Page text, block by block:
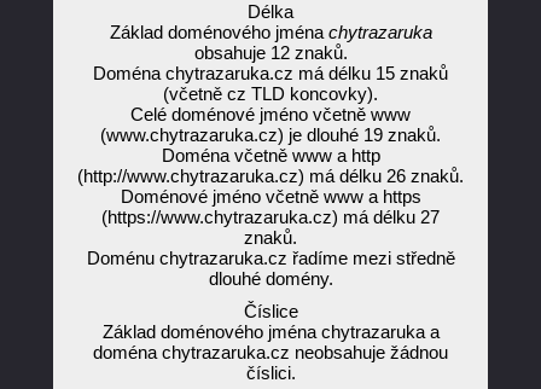
Délka
Základ doménového jména chytrazaruka
obsahuje 12 znaků.
Doména chytrazaruka.cz má délku 15 znaků
(včetně cz TLD koncovky).
Celé doménové jméno včetně www
(www.chytrazaruka.cz) je dlouhé 19 znaků.
Doména včetně www a http
(http://www.chytrazaruka.cz) má délku 26 znaků.
Doménové jméno včetně www a https
(https://www.chytrazaruka.cz) má délku 27
znaků.
Doménu chytrazaruka.cz řadíme mezi středně
dlouhé domény.
Číslice
Základ doménového jména chytrazaruka a
doména chytrazaruka.cz neobsahuje žádnou
číslici.